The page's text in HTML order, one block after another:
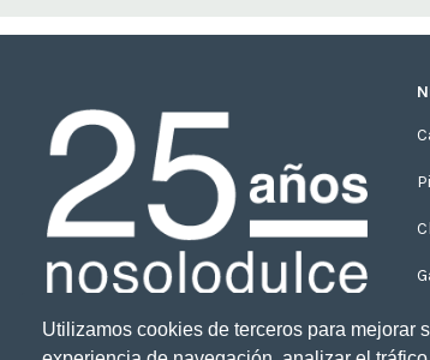
Utilizamos cookies de terceros para mejorar